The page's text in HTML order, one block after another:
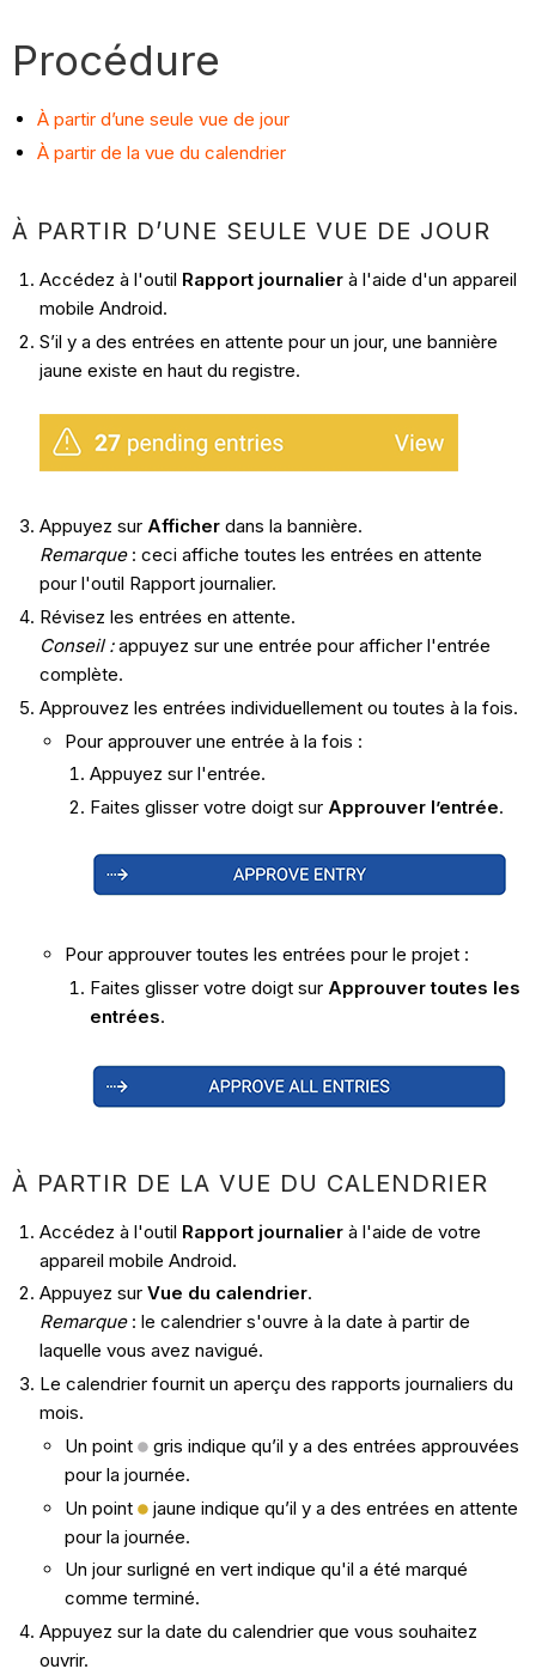
Procédure
À partir d’une seule vue de jour
À partir de la vue du calendrier
À PARTIR D’UNE SEULE VUE DE JOUR
Accédez à l'outil Rapport journalierà l'aide d'un appareil
mobile Android.
S’il y a des entrées en attente pour un jour, une bannière
jaune existe en haut du registre.
Appuyez sur Afficherdans la bannière.
Remarque: ceci affiche toutes les entrées en attente
pour l'outil Rapport journalier.
Révisez les entrées en attente.
Conseil :appuyez sur une entrée pour afficher l'entrée
complète.
Approuvez les entrées individuellement ou toutes à la fois.
Pour approuver une entrée à la fois :
Appuyez sur l'entrée.
Faites glisser votre doigt sur Approuver l’entrée.
Pour approuver toutes les entrées pour le projet :
Faites glisser votre doigt sur Approuver toutes les
entrées.
À PARTIR DE LA VUE DU CALENDRIER
Accédez à l'outil Rapport journalierà l'aide de votre
appareil mobile Android.
Appuyez sur Vue du calendrier.
Remarque: le calendrier s'ouvre à la date à partir de
laquelle vous avez navigué.
Le calendrier fournit un aperçu des rapports journaliers du
mois.
Un point
gris indique qu’il y a des entrées approuvées
pour la journée.
Un point
jaune indique qu’il y a des entrées en attente
pour la journée.
Un jour surligné en vert indique qu'il a été marqué
comme terminé.
Appuyez sur la date du calendrier que vous souhaitez
ouvrir.